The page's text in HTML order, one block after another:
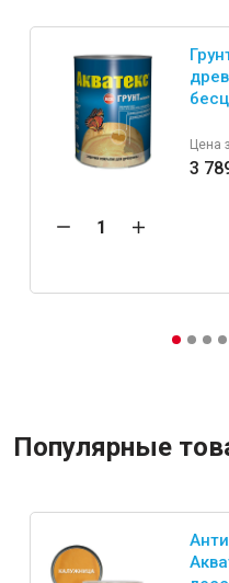
Цена
3
Популярные